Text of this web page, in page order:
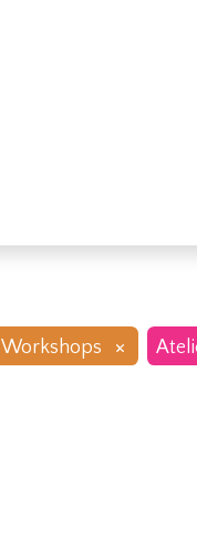
Workshops ×